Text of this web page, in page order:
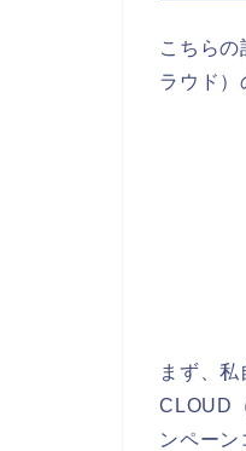
こちら
ラウド）
まず、
CLOUD
ンペーン